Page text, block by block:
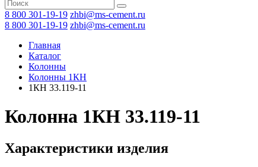
8 800 301-19-19 zhbi@ms-cement.ru
8 800 301-19-19 zhbi@ms-cement.ru
Главная
Каталог
Колонны
Колонны 1КН
1КН 33.119-11
Колонна 1КН 33.119-11
Характеристики изделия